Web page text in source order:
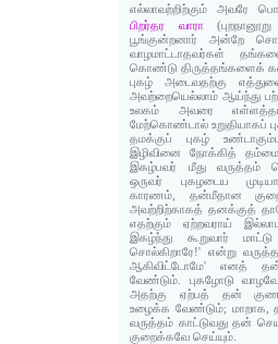
எல்லாவற்றிற்கும் அவரே
பிறர்தர வாரா
பூங்குன்றனார் அன்றே
வாழமாட்டாதவர்கள்
கொண்டு திருத்தங்களைக்
புகழ் அடைவதற்கு
அவற்றையெல்லாம் ஆய்ந்து
உலகம் அவரை
மேற்கொண்டால் உறுதியாகப்
தமக்குப் புகழ்
இழிவினை நோக்கித்
இகழ்பவர் மீது வருத்தம்
ஒருவர் புகழடைய
காரணம், தன்மீதான
அவற்றிற்காகத் தனக்குத்
எதற்கும் ஏற்றவராய்
இகழ்ந்து கூறுவார்
சொல்கிறாரே!' என்று
ஆகிவிட்டோமே' எனத்
வேண்டும். புகழோடு
அதற்கு ஏற்பத் தன்
உழைக்க வேண்டும்; மாறாக,
வருத்தம் காட்டுவது தன்
குறைக்கவே செய்யும்.